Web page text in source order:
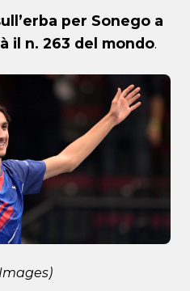
per Sonego a
il n. 263 del mondo.